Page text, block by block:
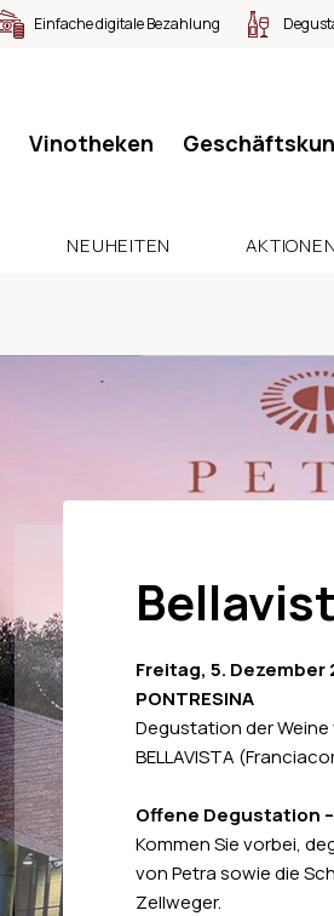
Einfache digitale Bezahlung
Vinotheken
NEUHEITEN
Freitag, 5. Dezember
PONTRESINA
Degustation der
BELLAVISTA
Offene Degustation
Kommen Sie vorbei,
von Petra sowie die
Zellweger.